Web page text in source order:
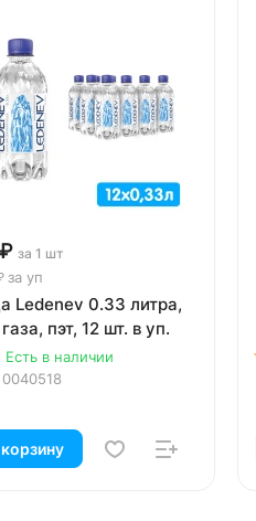
за 1 шт
за уп
Ledenev 0.33 литра,
пэт, 12 шт. в уп.
Есть в наличии
0040518